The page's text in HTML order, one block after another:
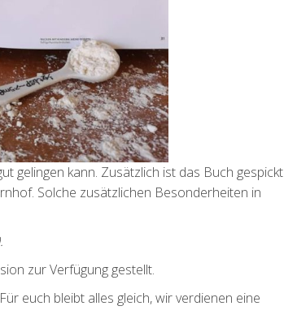
gelingen kann. Zusätzlich ist das Buch gespickt
Solche zusätzlichen Besonderheiten in
zur Verfügung gestellt.
euch bleibt alles gleich, wir verdienen eine